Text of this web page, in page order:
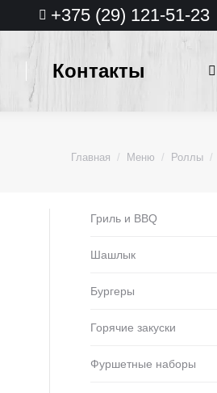
+375 (29) 121-51-23
Контакты
Главная Меню Роллы
Гриль и BBQ
Шашлык
Бургеры
Горячие закуски
Фуршетные наборы